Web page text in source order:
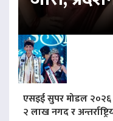
एसइई सुपर मोडल २०२६
२ लाख नगद र